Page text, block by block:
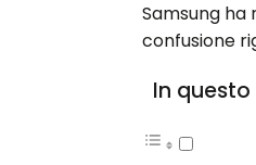
Samsung
confusione
In